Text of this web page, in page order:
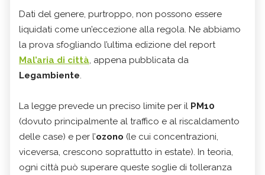
Dati del genere, purtroppo, non possono essere
liquidati come un’eccezione alla regola. Ne abbiamo
la prova sfogliando l’ultima edizione del report
Mal’aria di città, appena pubblicata da
Legambiente.
La legge prevede un preciso limite per il PM10
(dovuto principalmente al traffico e al riscaldamento
delle case) e per l’ozono (le cui concentrazioni,
viceversa, crescono soprattutto in estate). In teoria,
ogni città può superare queste soglie di tolleranza